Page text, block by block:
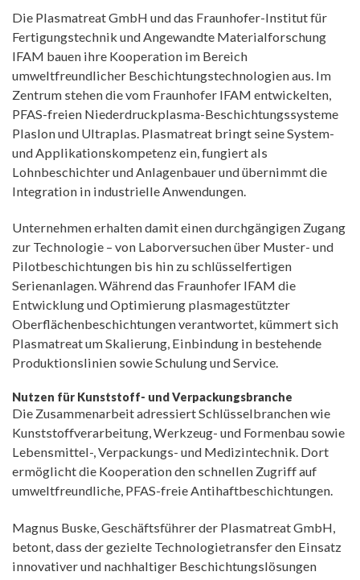
Die Plasmatreat GmbH und das Fraunhofer-Institut für
Fertigungstechnik und Angewandte Materialforschung
IFAM bauen ihre Kooperation im Bereich
umweltfreundlicher Beschichtungstechnologien aus. Im
Zentrum stehen die vom Fraunhofer IFAM entwickelten,
PFAS-freien Niederdruckplasma-Beschichtungssysteme
Plaslon und Ultraplas. Plasmatreat bringt seine System-
und Applikationskompetenz ein, fungiert als
Lohnbeschichter und Anlagenbauer und übernimmt die
Integration in industrielle Anwendungen.
Unternehmen erhalten damit einen durchgängigen Zugang
zur Technologie – von Laborversuchen über Muster- und
Pilotbeschichtungen bis hin zu schlüsselfertigen
Serienanlagen. Während das Fraunhofer IFAM die
Entwicklung und Optimierung plasmagestützter
Oberflächenbeschichtungen verantwortet, kümmert sich
Plasmatreat um Skalierung, Einbindung in bestehende
Produktionslinien sowie Schulung und Service.
Nutzen für Kunststoff- und Verpackungsbranche
Die Zusammenarbeit adressiert Schlüsselbranchen wie
Kunststoffverarbeitung, Werkzeug- und Formenbau sowie
Lebensmittel-, Verpackungs- und Medizintechnik. Dort
ermöglicht die Kooperation den schnellen Zugriff auf
umweltfreundliche, PFAS-freie Antihaftbeschichtungen.
Magnus Buske, Geschäftsführer der Plasmatreat GmbH,
betont, dass der gezielte Technologietransfer den Einsatz
innovativer und nachhaltiger Beschichtungslösungen